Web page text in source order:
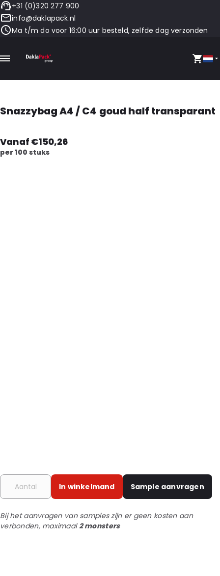
+31 (0)320 277 900
info@daklapack.nl
Ma t/m do voor 16:00 uur besteld, zelfde dag verzonden
Snazzybag A4 / C4 goud half transparant
Vanaf €150,26
per 100 stuks
In winkelmand Sample aanvragen
Bij het aanvragen van samples zijn er geen kosten aan
verbonden, maximaal2 monsters